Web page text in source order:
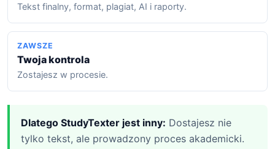
Tekst finalny, format, plagiat, AI i raporty.
ZAWSZE
Twoja kontrola
Zostajesz w procesie.
Dlatego StudyTexter jest inny: Dostajesz nie
tylko tekst, ale prowadzony proces akademicki.